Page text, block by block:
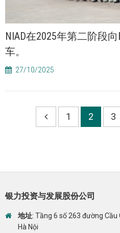
NIAD在2025年第二阶段
车。
27/10/2025
1 2 3
银力投资与发展股份公司
地址: Tầng 6 số 263 đường Cầu
Hà Nội